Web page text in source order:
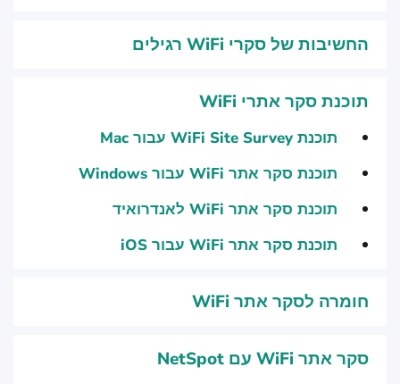
החשיבות של סקרי WiFi רגילים
תוכנת סקר אתרי WiFi
תוכנת WiFi Site Survey עבור Mac
תוכנת סקר אתר WiFi עבור Windows
תוכנת סקר אתר WiFi לאנדרואיד
תוכנת סקר אתר WiFi עבור iOS
חומרה לסקר אתר WiFi
סקר אתר WiFi עם NetSpot